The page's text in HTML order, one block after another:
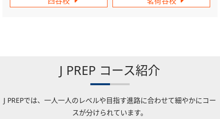
J PREP コース紹介
J PREPでは、一人一人のレベルや目指す進路に合わせて細やかにコー
スが分けられています。